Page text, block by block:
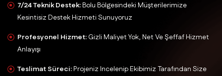
7/24 Teknik Destek:Bolu Bölgesindeki Müşterilerimize
Kesintisiz Destek Hizmeti Sunuyoruz
Profesyonel Hizmet: Gizli Maliyet Yok, Net Ve Şeffaf Hizmet
Anlayışı
Teslimat Süreci:Projeniz Incelenip Ekibimiz Tarafından Size